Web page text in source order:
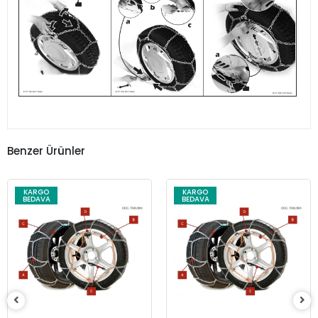
Benzer Ürünler
KARGO
BEDAVA
KARGO
BEDAVA